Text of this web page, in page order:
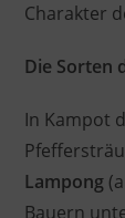
Charakter
Die Sorten
In Kampot
Lampong
Bauern